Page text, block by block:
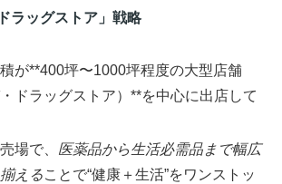
ラッグストア」戦略
が**400坪〜1000坪程度の大型店舗
・ドラッグストア）**を中心に出店して
場で、 医薬品から生活必需品まで幅広
えることで“健康＋生活”をワンストッ